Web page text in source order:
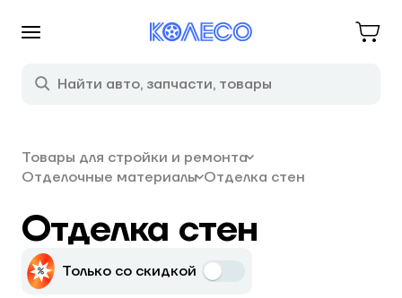
Товары для стройки и ремонта
Отделочные материалы Отделка стен
Отделка стен
Только со скидкой